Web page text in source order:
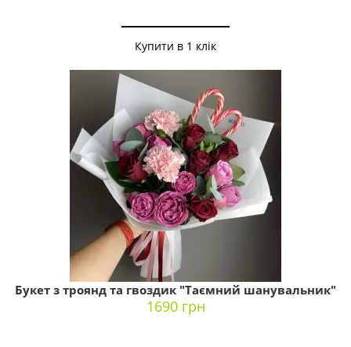
Купити в 1 клік
Букет з троянд та гвоздик "Таємний шанувальник"
1690 грн